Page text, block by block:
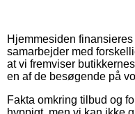
Hjemmesiden
samarbejder med
at vi fremviser
en af de besøgende på
Fakta omkring tilbud og